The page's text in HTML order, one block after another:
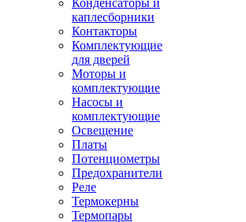
Конденсаторы и
каплесборники
Контакторы
Комплектующие
для дверей
Моторы и
комплектующие
Насосы и
комплектующие
Освещение
Платы
Потенциометры
Предохранители
Реле
Термокерны
Термопары